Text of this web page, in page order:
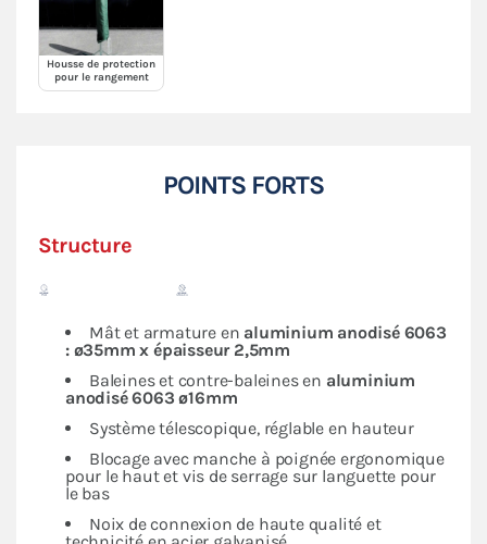
Housse de protection
pour le rangement
POINTS FORTS
Structure
Mât et armature en aluminium anodisé 6063
: ø35mm x épaisseur 2,5mm
Baleines et contre-baleines en aluminium
anodisé 6063 ø16mm
Système télescopique, réglable en hauteur
Blocage avec manche à poignée ergonomique
pour le haut et vis de serrage sur languette pour
le bas
Noix de connexion de haute qualité et